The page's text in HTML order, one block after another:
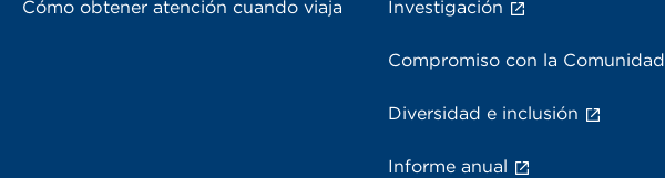
Cómo obtener atención cuando viaja Investigación
Compromiso con la Comunidad
Diversidad e inclusión
Informe anual